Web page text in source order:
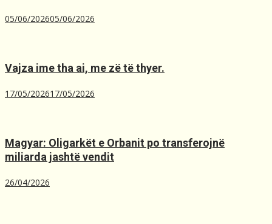
05/06/202605/06/2026
Vajza ime tha ai, me zë të thyer.
17/05/202617/05/2026
Magyar: Oligarkët e Orbanit po transferojnë
miliarda jashtë vendit
26/04/2026